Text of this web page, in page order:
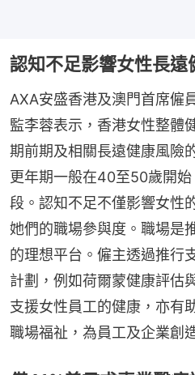
認知不足影響女性長遠
AXA安盛香港及澳門首席僱
監李蓉表示，香港女性整體
期前期及相關長遠健康風險
更年期一般在40至50歲開
段。認知不足不僅影響女性
她們的職場參與度。職場是
的理想平台。僱主透過推行
計劃，例如荷爾蒙健康評估
支援女性員工的健康，亦有
職場福祉，為員工及企業創